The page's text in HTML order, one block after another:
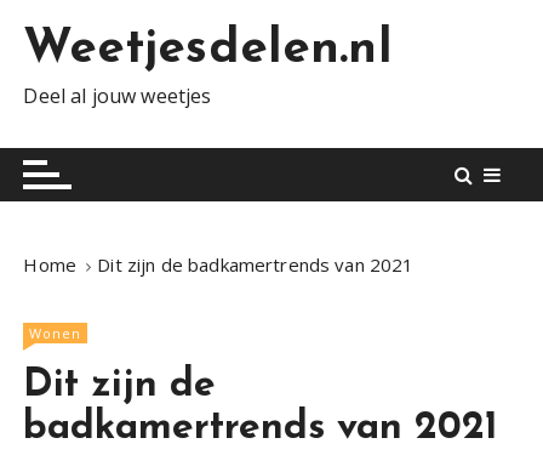
c
Weetjesdelen.nl
Deel al jouw weetjes
Home Dit zijn de badkamertrends van 2021
Wonen
Dit zijn de
badkamertrends van 2021